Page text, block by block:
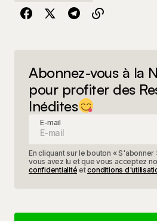
Abonnez-vous à la
pour profiter des
Inédites
E-mail
En cliquant sur le bouton «
vous avez lu et que vous acceptez
confidentialité etconditions